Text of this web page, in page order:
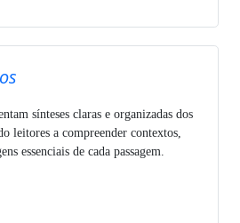
sínteses claras e organizadas dos
leitores a compreender contextos,
essenciais de cada passagem.